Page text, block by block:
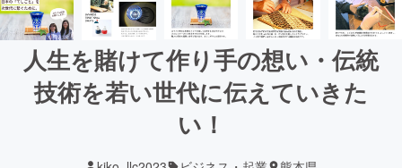
人生を賭けて作り手の想い・伝統
技術を若い世代に伝えていきた
い！